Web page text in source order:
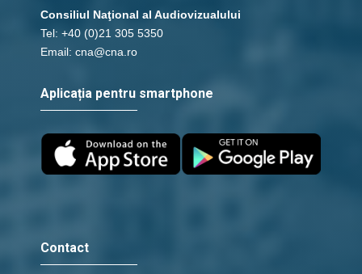
Consiliul Naţional al Audiovizualului
Tel: +40 (0)21 305 5350
Email: cna@cna.ro
Aplicația pentru smartphone
Contact